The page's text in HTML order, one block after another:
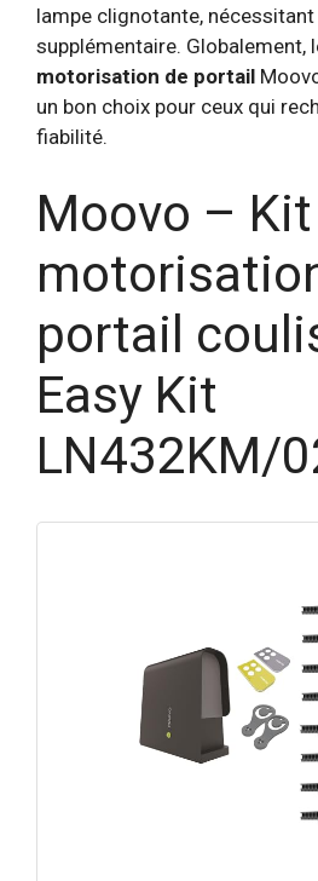
lampe clignotante,
supplémentaire. Globalement,
motorisation de portail
un bon choix pour ceux qui
fiabilité.
Moovo –
portail
Easy Kit
LN432KM/